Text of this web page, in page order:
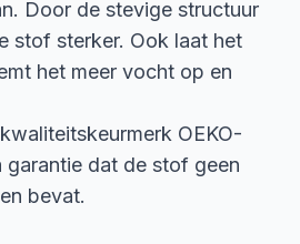
Door de stevige structuur
stof sterker. Ook laat het
het meer vocht op en
OEKO-
garantie dat de stof geen
bevat.